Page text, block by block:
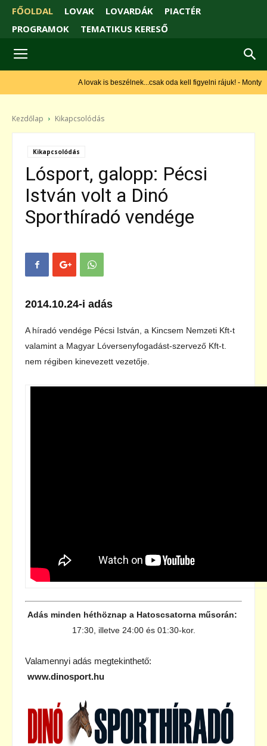
FŐOLDAL LOVAK LOVARDÁK
PIACTÉR
PROGRAMOK
TEMATIKUS KERESŐ
A lovak is beszélnek...csak oda kell figyelni rájuk! - Monty
Kezdőlap Kikapcsolódás
Kikapcsolódás
Lósport, galopp: Pécsi
István volt a Dinó
Sporthíradó vendége
2014.10.24-i adás
A híradó vendége Pécsi István, a Kincsem Nemzeti Kft-t
valamint a Magyar Lóversenyfogadást-szervező Kft-t.
nem régiben kinevezett vezetője.
Adás minden héthöznap a Hatoscsatorna műsorán:
17:30, illetve 24:00 és 01:30-kor.
Valamennyi adás megtekinthető:
www.dinosport.hu